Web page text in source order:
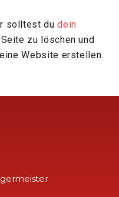
solltest dudein
zu löschen und
Website erstellen.